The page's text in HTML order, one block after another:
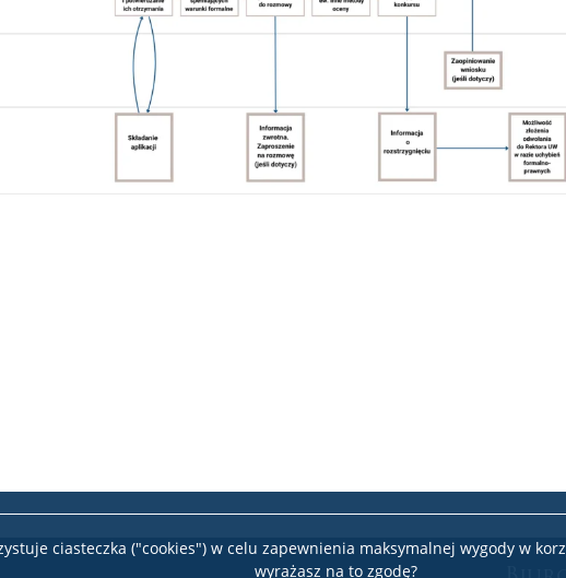
ciasteczka ("cookies") w celu zapewnienia maksymalnej wygody w
wyrażasz na to zgodę?